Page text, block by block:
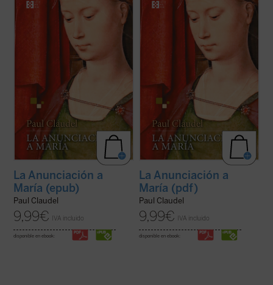
romántica, poética y realista,
Anunciación a María es probablemente la
obra más emblemática y popular de su
autor. Claudel trabajó sobre ella durante
más de veinte años, despojándola de ...
La Anunciación a
María (epub)
Paul Claudel
9,99€ IVA incluido
disponible en ebook:
romántica, poética y realista,
Anunciación a María es probablemente la
obra más emblemática y popular de su
autor. Claudel trabajó sobre ella durante
más de veinte años, despojándola de ...
La Anunciación a
María (pdf)
Paul Claudel
9,99€ IVA incluido
disponible en ebook: